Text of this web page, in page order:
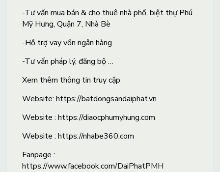
-Tư vấn mua bán & cho thuê nhà phố, biệt thự Phú
Mỹ Hưng, Quận 7, Nhà Bè
-Hỗ trợ vay vốn ngân hàng
-Tư vấn pháp lý, đăng bộ …
Xem thêm thông tin truy cập
Website: https://batdongsandaiphat.vn
Website : https://diaocphumyhung.com
Website : https://nhabe360.com
Fanpage :
https://www.facebook.com/DaiPhatPMH